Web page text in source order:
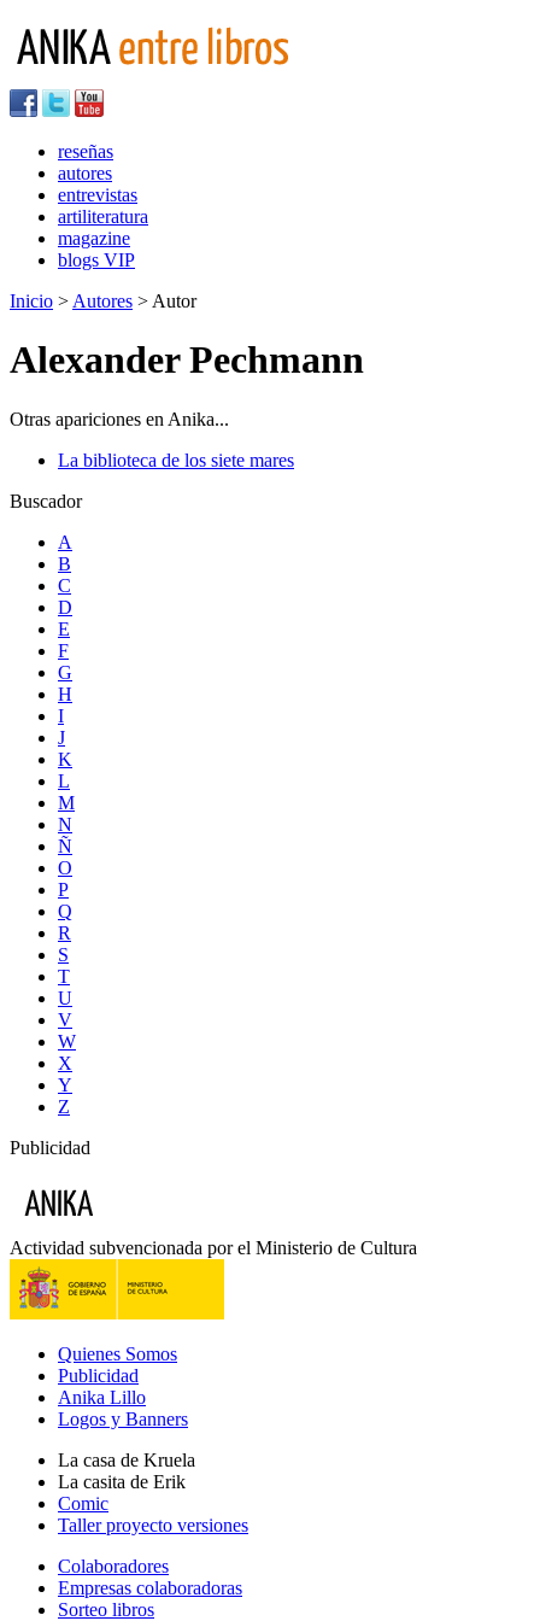
reseñas
autores
entrevistas
artiliteratura
magazine
blogs VIP
Inicio > Autores > Autor
Alexander Pechmann
Otras apariciones en Anika...
La biblioteca de los siete mares
Buscador
A
B
C
D
E
F
G
H
I
J
K
L
M
N
Ñ
O
P
Q
R
S
T
U
V
W
X
Y
Z
Publicidad
Actividad subvencionada por el Ministerio de Cultura
Quienes Somos
Publicidad
Anika Lillo
Logos y Banners
La casa de Kruela
La casita de Erik
Comic
Taller proyecto versiones
Colaboradores
Empresas colaboradoras
Sorteo libros